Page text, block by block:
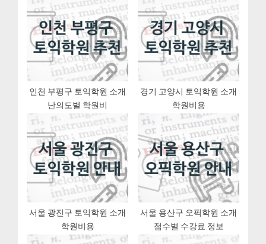
이
션
u
s
P
o
t
o
s
t
:
인천 부평구 토익학원 소개
난의도별 학원비
경기 고양시 토익학원 소개
학원비용
서울 광진구 토익학원 소개
학원비용
서울 용산구 오픽학원 소개
점수별 수강료 정보